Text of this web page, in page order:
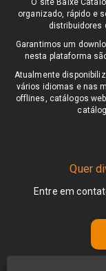
O site Baixe
organizado, rápido e
distribuidores
Garantimos um
nesta plataforma
Atualmente
vários idiomas e nas
offlines, catálogos
Quer
Entre em